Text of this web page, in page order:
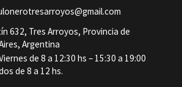
632, Tres Arroyos, Provincia de
Argentina
de 8 a 12:30 hs – 15:30 a 19:00
de 8 a 12 hs.